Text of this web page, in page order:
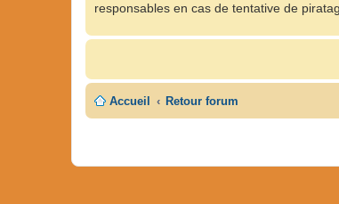
responsables en cas de tentative de
Accueil Retour forum